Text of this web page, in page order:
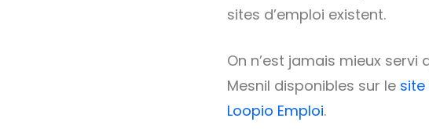
sites d’emploi existent.
On n’est jamais mieux
Mesnil disponibles sur le site
Loopio Emploi.